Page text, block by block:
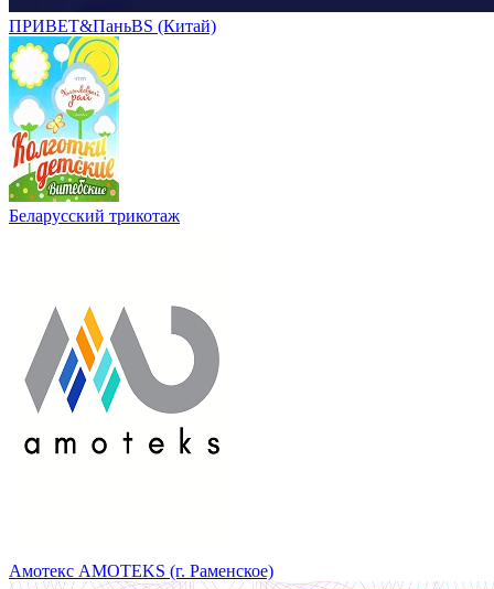
ПРИВЕТ&ПаньBS (Китай)
Беларусский трикотаж
Амотекс AMOTEKS (г. Раменское)